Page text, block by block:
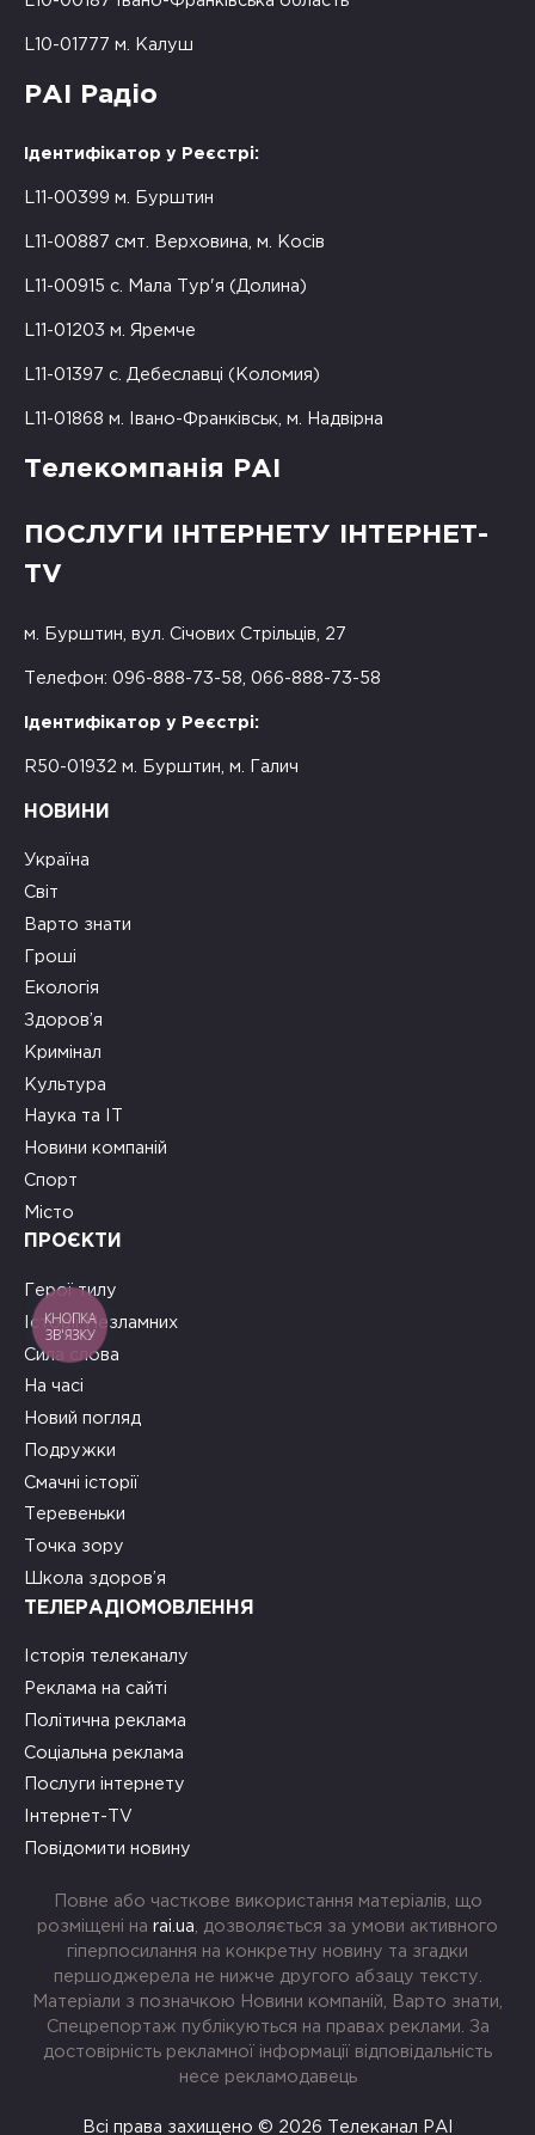
L10-01777 м. Калуш
РАІ Радіо
Ідентифікатор у Реєстрі:
L11-00399 м. Бурштин
L11-00887 смт. Верховина, м. Косів
L11-00915 с. Мала Тур'я (Долина)
L11-01203 м. Яремче
L11-01397 с. Дебеславці (Коломия)
L11-01868 м. Івано-Франківськ, м. Надвірна
Телекомпанія РАІ
ПОСЛУГИ ІНТЕРНЕТУ ІНТЕРНЕТ-
TV
м. Бурштин, вул. Січових Стрільців, 27
Телефон: 096-888-73-58, 066-888-73-58
Ідентифікатор у Реєстрі:
R50-01932 м. Бурштин, м. Галич
НОВИНИ
Україна
Світ
Варто знати
Гроші
Екологія
Здоров’я
Кримінал
Культура
Наука та ІТ
Новини компаній
Спорт
Місто
ПРОЄКТИ
Герої тилу
Історії Незламних
Сила слова
На часі
Новий погляд
Подружки
Смачні історії
Теревеньки
Точка зору
Школа здоров’я
ТЕЛЕРАДІОМОВЛЕННЯ
Історія телеканалу
Реклама на сайті
Політична реклама
Соціальна реклама
Послуги інтернету
Інтернет-TV
Повідомити новину
Повне або часткове використання матеріалів, що
розміщені на rai.ua , дозволяється за умови активного
гіперпосилання на конкретну новину та згадки
першоджерела не нижче другого абзацу тексту.
Матеріали з позначкою Новини компаній, Варто знати,
Спецрепортаж публікуються на правах реклами. За
достовірність рекламної інформації відповідальність
несе рекламодавець
Всі права захищено © 2026 Телеканал РАІ
КНОПКА
ЗВ'ЯЗКУ